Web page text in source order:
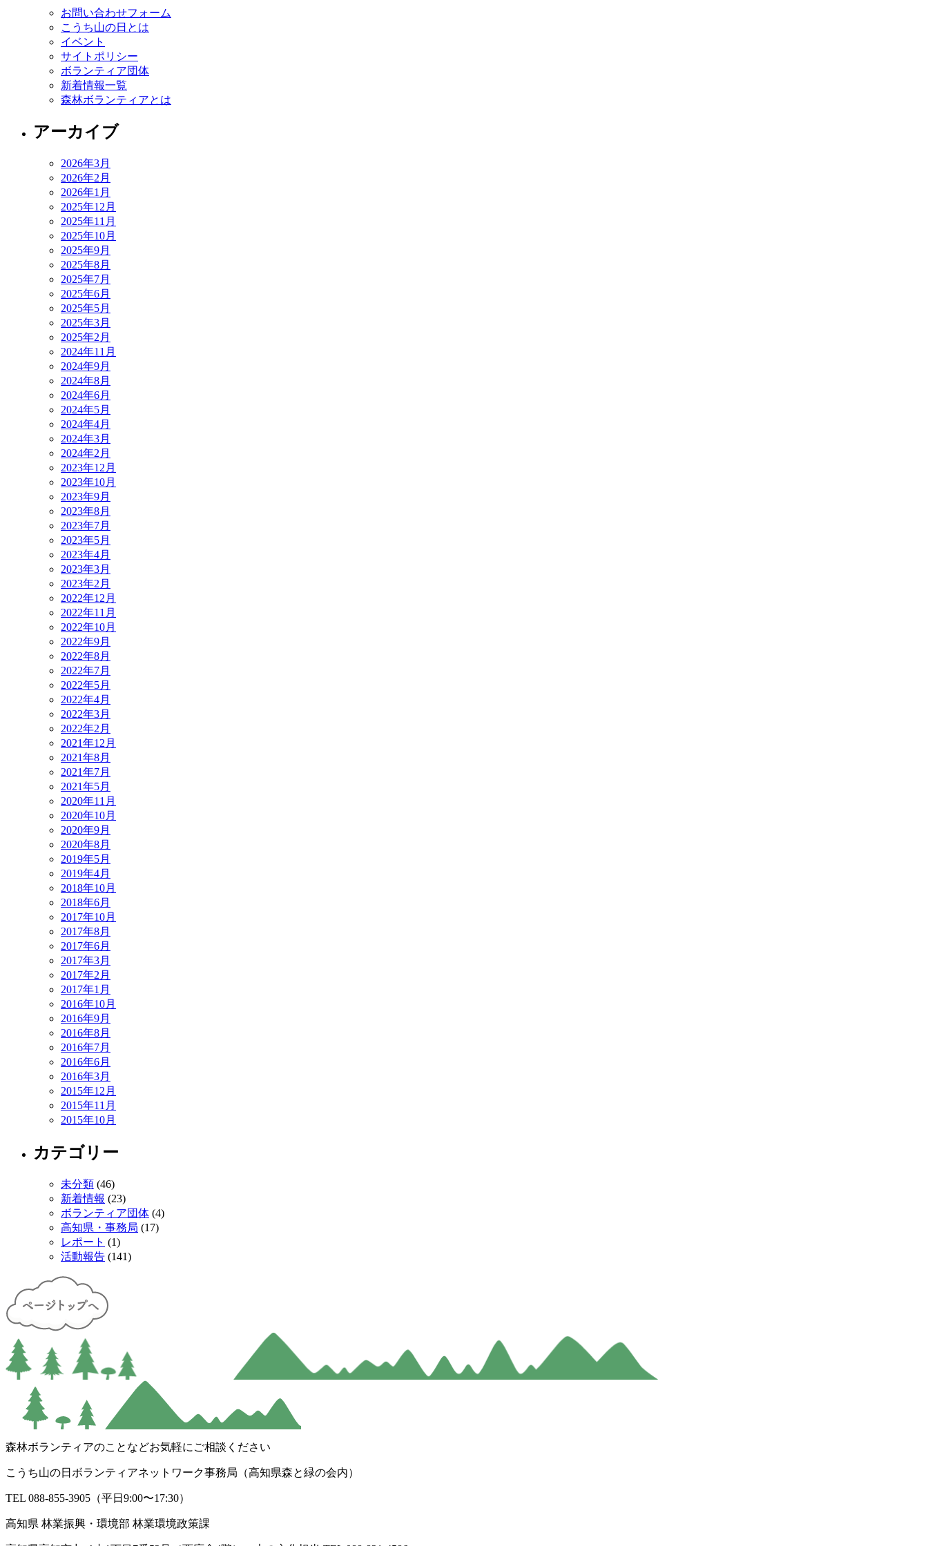
お問い合わせフォーム
こうち山の日とは
イベント
サイトポリシー
ボランティア団体
新着情報一覧
森林ボランティアとは
アーカイブ
2026年3月
2026年2月
2026年1月
2025年12月
2025年11月
2025年10月
2025年9月
2025年8月
2025年7月
2025年6月
2025年5月
2025年3月
2025年2月
2024年11月
2024年9月
2024年8月
2024年6月
2024年5月
2024年4月
2024年3月
2024年2月
2023年12月
2023年10月
2023年9月
2023年8月
2023年7月
2023年5月
2023年4月
2023年3月
2023年2月
2022年12月
2022年11月
2022年10月
2022年9月
2022年8月
2022年7月
2022年5月
2022年4月
2022年3月
2022年2月
2021年12月
2021年8月
2021年7月
2021年5月
2020年11月
2020年10月
2020年9月
2020年8月
2019年5月
2019年4月
2018年10月
2018年6月
2017年10月
2017年8月
2017年6月
2017年3月
2017年2月
2017年1月
2016年10月
2016年9月
2016年8月
2016年7月
2016年6月
2016年3月
2015年12月
2015年11月
2015年10月
カテゴリー
未分類 (46)
新着情報 (23)
ボランティア団体 (4)
高知県・事務局 (17)
レポート (1)
活動報告 (141)
森林ボランティアのことなどお気軽にご相談ください
こうち山の日ボランティアネットワーク事務局（高知県森と緑の会内）
TEL 088-855-3905（平日9:00〜17:30）
高知県 林業振興・環境部 林業環境政策課